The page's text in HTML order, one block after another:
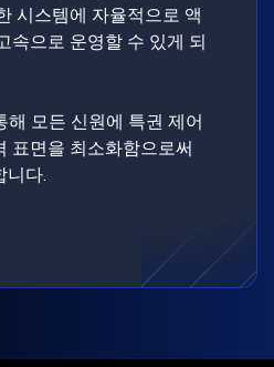
시스템에 자율적으로 액
속으로 운영할 수 있게 되
해 모든 신원에 특권 제어
표면을 최소화함으로써
니다.